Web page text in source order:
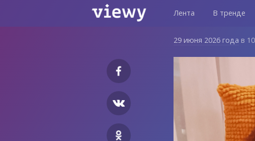
Лента В тренде
29 июня 2026 года в